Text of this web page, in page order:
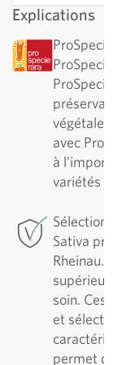
Explications
préservation
végétales
avec
à
variétés
Sélection de
Sativa
Rheinau.
supérieure, il
soin. Ces
et
permet de